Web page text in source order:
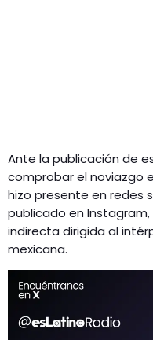
Ante la publicación de
comprobar el noviazgo
hizo presente en redes
publicado en
indirecta dirigida al
mexicana.